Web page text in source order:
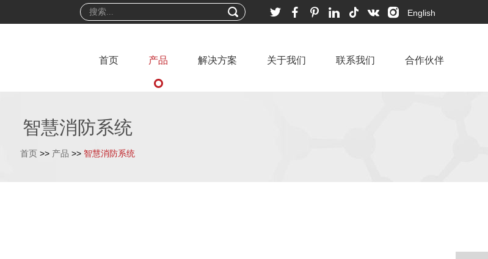
English
首页 产品 解决方案 关于我们 联系我们 合作伙伴
智慧消防系统
首页 >> 产品 >> 智慧消防系统